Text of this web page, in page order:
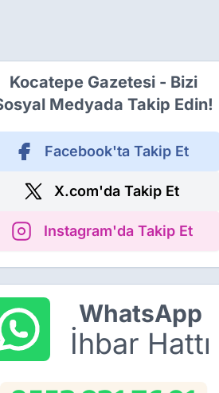
Kocatepe Gazetesi - Bizi
Medyada Takip Edin!
Facebook'ta Takip Et
X.com'da Takip Et
Instagram'da Takip Et
WhatsApp
İhbar Hattı